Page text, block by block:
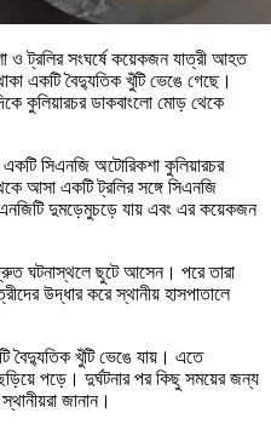
ও ট্রলির সংঘর্ষে কয়েকজন যাত্রী আহত
একটি বৈদ্যুতিক খুঁটি ভেঙে গেছে।
কুলিয়ারচর ডাকবাংলো মোড় থেকে
একটি সিএনজি অটোরিকশা কুলিয়ারচর
আসা একটি ট্রলির সঙ্গে সিএনজি
দুমড়েমুচড়ে যায় এবং এর কয়েকজন
দ্রুত ঘটনাস্থলে ছুটে আসেন। পরে তারা
উদ্ধার করে স্থানীয় হাসপাতালে
বৈদ্যুতিক খুঁটি ভেঙে যায়। এতে
পড়ে। দুর্ঘটনার পর কিছু সময়ের জন্য
জানান।